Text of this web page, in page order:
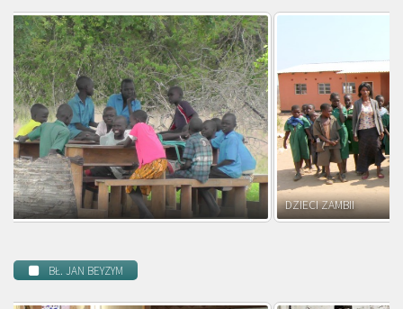
DZIECI ZAMBII
BŁ. JAN BEYZYM